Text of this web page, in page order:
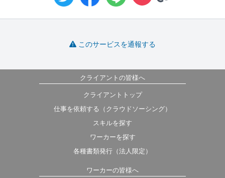
このサービスを通報する
クライアントの皆様へ
クライアントトップ
仕事を依頼する（クラウドソーシング）
スキルを探す
ワーカーを探す
各種書類発行（法人限定）
ワーカーの皆様へ